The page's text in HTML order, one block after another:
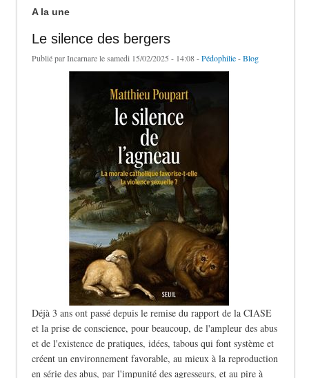
A la une
Le silence des bergers
Publié parIncarnarele samedi 15/02/2025 - 14:08 -Pédophilie-Blog
Déjà 3 ans ont passé depuis le remise du rapport de la CIASE
et la prise de conscience, pour beaucoup, de l'ampleur des abus
et de l'existence de pratiques, idées, tabous qui font système et
créent un environnement favorable, au mieux à la reproduction
en série des abus, par l'impunité des agresseurs, et au pire à